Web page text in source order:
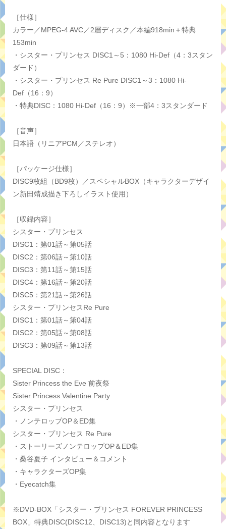
［仕様］
カラー／MPEG-4 AVC／2層ディスク／本編918min＋特典
153min
・シスター・プリンセス DISC1～5：1080 Hi-Def（4：3スタン
ダード）
・シスター・プリンセス Re Pure DISC1～3：1080 Hi-
Def（16：9）
・特典DISC：1080 Hi-Def（16：9）※一部4：3スタンダード
［音声］
日本語（リニアPCM／ステレオ）
［パッケージ仕様］
DISC9枚組（BD9枚）／スペシャルBOX（キャラクターデザイ
ン新田靖成描き下ろしイラスト使用）
［収録内容］
シスター・プリンセス
DISC1：第01話～第05話
DISC2：第06話～第10話
DISC3：第11話～第15話
DISC4：第16話～第20話
DISC5：第21話～第26話
シスター・プリンセスRe Pure
DISC1：第01話～第04話
DISC2：第05話～第08話
DISC3：第09話～第13話
SPECIAL DISC：
Sister Princess the Eve 前夜祭
Sister Princess Valentine Party
シスター・プリンセス
・ノンテロップOP＆ED集
シスター・プリンセス Re Pure
・ストーリーズノンテロップOP＆ED集
・桑谷夏子 インタビュー＆コメント
・キャラクターズOP集
・Eyecatch集
※DVD-BOX「シスター・プリンセス FOREVER PRINCESS
BOX」特典DISC(DISC12、DISC13)と同内容となります